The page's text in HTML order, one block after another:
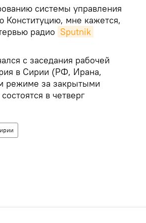
системы управления
мне кажется,
радио Sputnik
с заседания рабочей
в Сирии (РФ, Ирана,
режиме за закрытыми
в четверг